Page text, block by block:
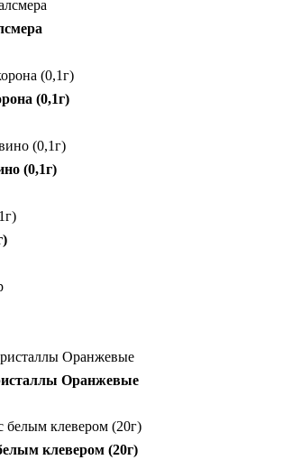
(0,1г)
(0,1г)
Оранжевые
клевером (20г)